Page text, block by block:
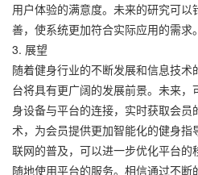
用户体验的满意度。未来的研究可
善，使系统更加符合实际应用的需求。
3. 展望
随着健身行业的不断发展和信息技
台将具有更广阔的发展前景。未来
身设备与平台的连接，实时获取会
术，为会员提供更加智能化的健身指
联网的普及，可以进一步优化平台
随地使用平台的服务。相信通过不